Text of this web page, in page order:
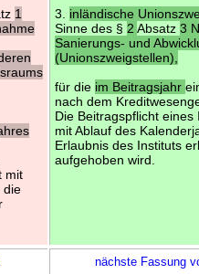
1
mit
die
3. inländische
Sinne des § 2Absatz3
Sanierungs- und
(Unionszweigstellen),
für die im Beitragsjahr
nach dem
Die Beitragspflicht eines
mit Ablauf des
Erlaubnis des Instituts
aufgehoben wird.
nächste Fassung